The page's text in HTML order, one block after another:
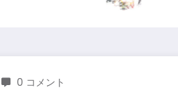
0 コメント